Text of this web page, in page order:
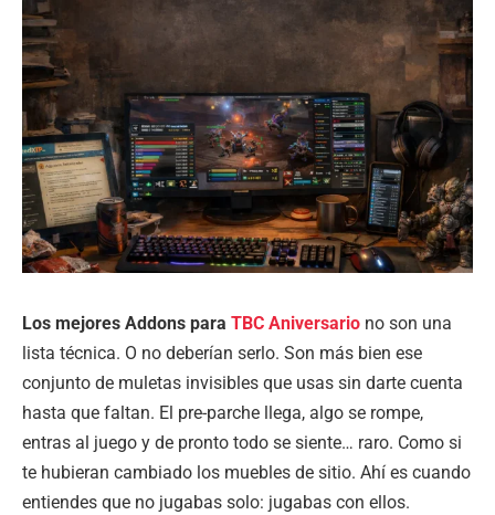
Los mejores Addons para TBC Aniversario no son una
lista técnica. O no deberían serlo. Son más bien ese
conjunto de muletas invisibles que usas sin darte cuenta
hasta que faltan. El pre-parche llega, algo se rompe,
entras al juego y de pronto todo se siente… raro. Como si
te hubieran cambiado los muebles de sitio. Ahí es cuando
entiendes que no jugabas solo: jugabas con ellos.